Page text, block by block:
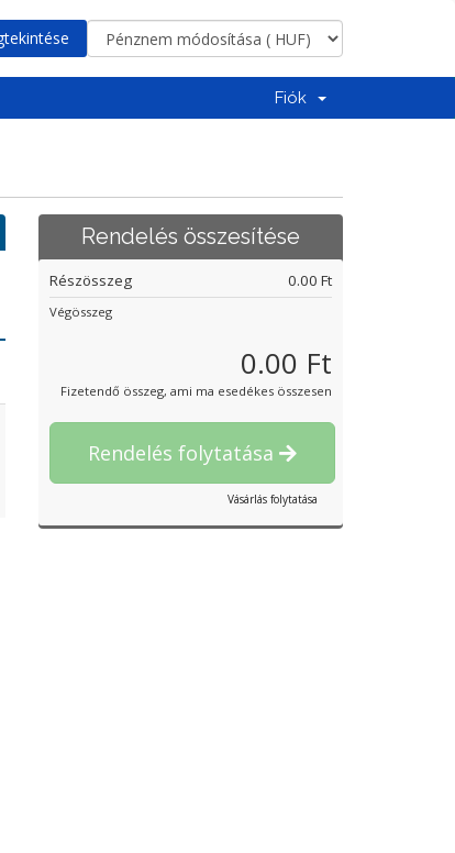
Fiók
Rendelés összesítése
Részösszeg 0.00 Ft
Végösszeg
0.00 Ft
Fizetendő összeg, ami ma esedékes összesen
Rendelés folytatása
Vásárlás folytatása